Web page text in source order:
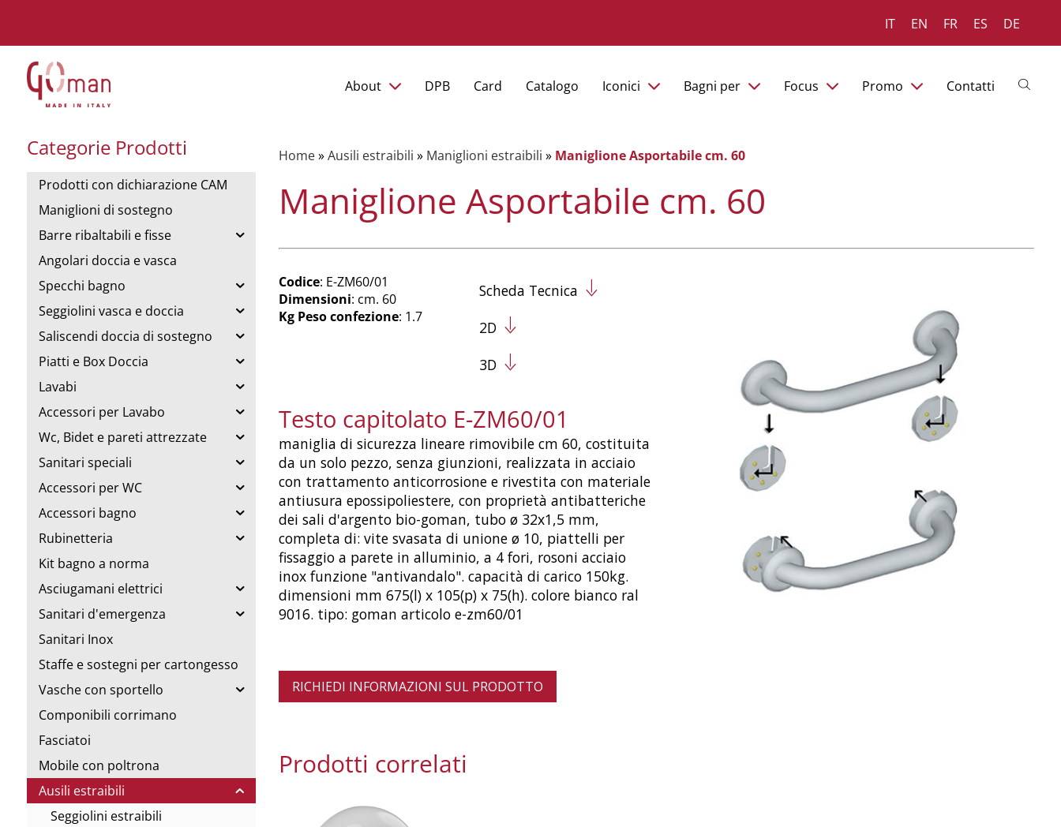
IT EN FR ES DE
About DPB Card Catalogo Iconici Bagni per Focus Promo Contatti
Categorie Prodotti
Prodotti con dichiarazione CAM
Maniglioni di sostegno
Barre ribaltabili e fisse
Angolari doccia e vasca
Specchi bagno
Seggiolini vasca e doccia
Saliscendi doccia di sostegno
Piatti e Box Doccia
Lavabi
Accessori per Lavabo
Wc, Bidet e pareti attrezzate
Sanitari speciali
Accessori per WC
Accessori bagno
Rubinetteria
Kit bagno a norma
Asciugamani elettrici
Sanitari d'emergenza
Sanitari Inox
Staffe e sostegni per cartongesso
Vasche con sportello
Componibili corrimano
Fasciatoi
Mobile con poltrona
Ausili estraibili
Seggiolini estraibili
Home»Ausili estraibili » Maniglioni estraibili » Maniglione Asportabile cm. 60
Maniglione Asportabile cm. 60
Codice: E-ZM60/01
Dimensioni: cm. 60
Kg Peso confezione: 1.7
Scheda Tecnica
2D
3D
Testo capitolato E-ZM60/01
maniglia di sicurezza lineare rimovibile cm 60, costituita
da un solo pezzo, senza giunzioni, realizzata in acciaio
con trattamento anticorrosione e rivestita con materiale
antiusura epossipoliestere, con proprietà antibatteriche
dei sali d'argento bio-goman, tubo ø 32x1,5 mm,
completa di: vite svasata di unione ø 10, piattelli per
fissaggio a parete in alluminio, a 4 fori, rosoni acciaio
inox funzione "antivandalo". capacità di carico 150kg.
dimensioni mm 675(l) x 105(p) x 75(h). colore bianco ral
9016. tipo: goman articolo e-zm60/01
RICHIEDI INFORMAZIONI SUL PRODOTTO
Prodotti correlati